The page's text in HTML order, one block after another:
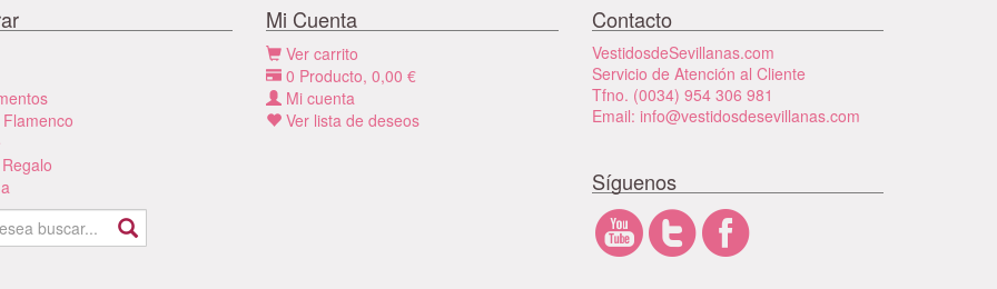
Mi Cuenta
Ver carrito
0 Producto, 0,00 €
Mi cuenta
Ver lista de deseos
Contacto
VestidosdeSevillanas.com
Servicio de Atención al Cliente
Tfno. (0034) 954 306 981
Email: info@vestidosdesevillanas.com
Síguenos